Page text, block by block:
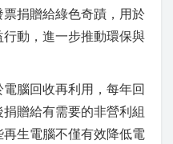
捐贈給綠色奇蹟，用於
動，進一步推動環保與
腦回收再利用，每年回
贈給有需要的非營利組
生電腦不僅有效降低電